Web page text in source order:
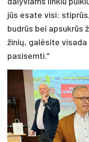
jūs esate visi:
budrūs bei apsukrūs
žinių, galėsite
pasisemti.“